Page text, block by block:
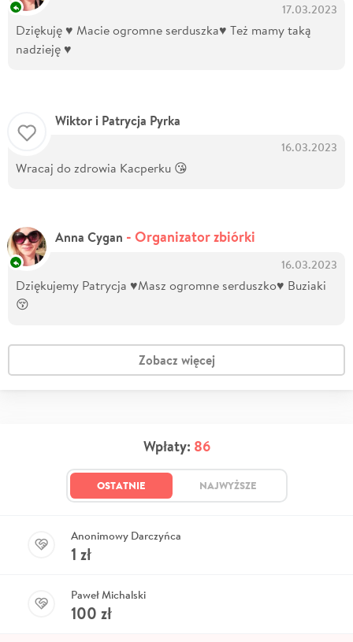
17.03.2023
Dziękuję ♥️ Macie ogromne serduszka♥️ Też mamy taką
nadzieję ♥️
Wiktor i Patrycja Pyrka
16.03.2023
Wracaj do zdrowia Kacperku 😘
Anna Cygan - Organizator zbiórki
16.03.2023
Dziękujemy Patrycja ♥️Masz ogromne serduszko♥️ Buziaki
😚
Zobacz więcej
Wpłaty: 86
OSTATNIE NAJWYŻSZE
Anonimowy Darczyńca
1 zł
Paweł Michalski
100 zł